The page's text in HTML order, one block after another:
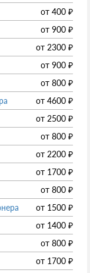
от 400 ₽
от 900 ₽
от 2300 ₽
от 900 ₽
от 800 ₽
от 4600 ₽
от 2500 ₽
от 800 ₽
от 2200 ₽
от 1700 ₽
от 800 ₽
от 1500 ₽
от 1400 ₽
от 800 ₽
от 1700 ₽